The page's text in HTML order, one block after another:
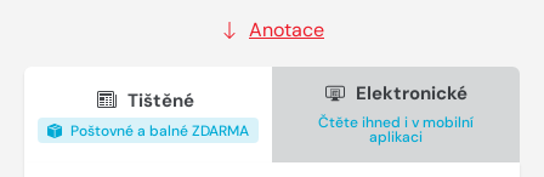
Anotace
Tištěné
Poštovné a balné ZDARMA
Elektronické
Čtěte ihned i v mobilní
aplikaci